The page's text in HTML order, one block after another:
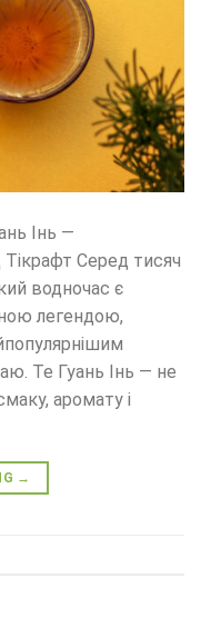
Інь —
Серед тисяч
водночас є
легендою,
Те Гуань Інь — не
аромату і
→